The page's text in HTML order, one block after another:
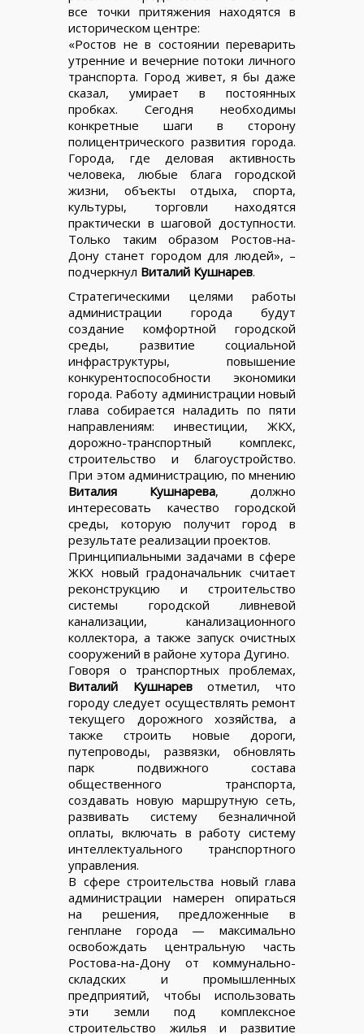
все точки притяжения находятся в
историческом центре:
«Ростов не в состоянии переварить
утренние и вечерние потоки личного
транспорта. Город живет, я бы даже
сказал, умирает в постоянных
пробках. Сегодня необходимы
конкретные шаги в сторону
полицентрического развития города.
Города, где деловая активность
человека, любые блага городской
жизни, объекты отдыха, спорта,
культуры, торговли находятся
практически в шаговой доступности.
Только таким образом Ростов-на-
Дону станет городом для людей», –
подчеркнул Виталий Кушнарев.
Стратегическими целями работы
администрации города будут
создание комфортной городской
среды, развитие социальной
инфраструктуры, повышение
конкурентоспособности экономики
города. Работу администрации новый
глава собирается наладить по пяти
направлениям: инвестиции, ЖКХ,
дорожно-транспортный комплекс,
строительство и благоустройство.
При этом администрацию, по мнению
Виталия Кушнарева, должно
интересовать качество городской
среды, которую получит город в
результате реализации проектов.
Принципиальными задачами в сфере
ЖКХ новый градоначальник считает
реконструкцию и строительство
системы городской ливневой
канализации, канализационного
коллектора, а также запуск очистных
сооружений в районе хутора Дугино.
Говоря о транспортных проблемах,
Виталий Кушнаревотметил, что
городу следует осуществлять ремонт
текущего дорожного хозяйства, а
также строить новые дороги,
путепроводы, развязки, обновлять
парк подвижного состава
общественного транспорта,
создавать новую маршрутную сеть,
развивать систему безналичной
оплаты, включать в работу систему
интеллектуального транспортного
управления.
В сфере строительства новый глава
администрации намерен опираться
на решения, предложенные в
генплане города — максимально
освобождать центральную часть
Ростова-на-Дону от коммунально-
складских и промышленных
предприятий, чтобы использовать
эти земли под комплексное
строительство жилья и развитие